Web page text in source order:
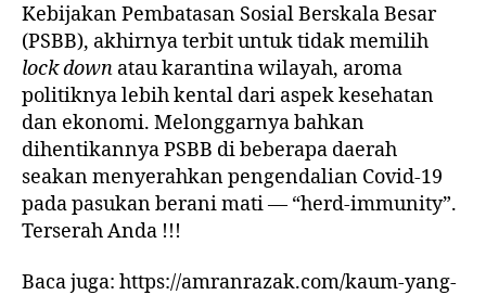
Kebijakan Pembatasan Sosial Berskala Besar
(PSBB), akhirnya terbit untuk tidak memilih
lock down atau karantina wilayah, aroma
politiknya lebih kental dari aspek kesehatan
dan ekonomi. Melonggarnya bahkan
dihentikannya PSBB di beberapa daerah
seakan menyerahkan pengendalian Covid-19
pada pasukan berani mati — “herd-immunity”.
Terserah Anda !!!
Baca juga: https://amranrazak.com/kaum-yang-